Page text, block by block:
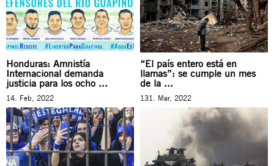
Honduras: Amnistía
Internacional demanda
justicia para los ocho ...
14. Feb, 2022
“El país entero está en
llamas”: se cumple un mes
de la ...
131. Mar, 2022